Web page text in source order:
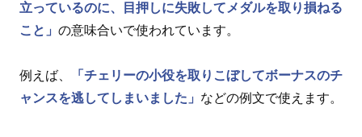
立っているのに、目押しに失敗してメダルを取り損ねる
こと」 の意味合いで使われています。
例えば、
「チェリーの小役を取りこぼしてボーナスのチ
ャンスを逃してしまいました」 などの例文で使えます。